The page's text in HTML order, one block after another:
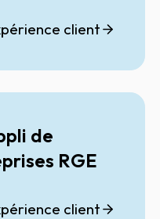
client
de
RGE
client